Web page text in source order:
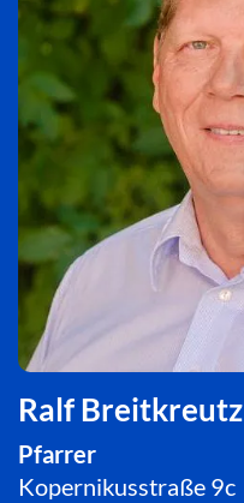
Ralf Breitkreutz
Pfarrer
Kopernikusstraße 9c